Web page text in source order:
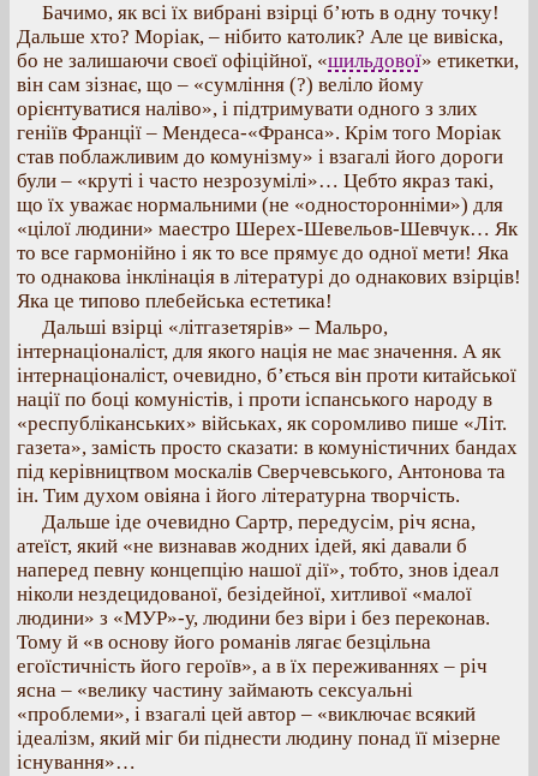
Бачимо, як всі їх вибрані взірці б’ють в одну точку!
Дальше хто? Моріак, – нібито католик? Але це вивіска,
бо не залишаючи своєї офіційної, «шильдової» етикетки,
він сам зізнає, що – «сумління (?) веліло йому
орієнтуватися наліво», і підтримувати одного з злих
геніїв Франції – Мендеса-«Франса». Крім того Моріак
став поблажливим до комунізму» і взагалі його дороги
були – «круті і часто незрозумілі»… Цебто якраз такі,
що їх уважає нормальними (не «односторонніми») для
«цілої людини» маестро Шерех-Шевельов-Шевчук… Як
то все гармонійно і як то все прямує до одної мети! Яка
то однакова інклінація в літературі до однакових взірців!
Яка це типово плебейська естетика!
Дальші взірці «літгазетярів» – Мальро,
інтернаціоналіст, для якого нація не має значення. А як
інтернаціоналіст, очевидно, б’ється він проти китайської
нації по боці комуністів, і проти іспанського народу в
«республіканських» військах, як соромливо пише «Літ.
газета», замість просто сказати: в комуністичних бандах
під керівництвом москалів Сверчевського, Антонова та
ін. Тим духом овіяна і його літературна творчість.
Дальше іде очевидно Сартр, передусім, річ ясна,
атеїст, який «не визнавав жодних ідей, які давали б
наперед певну концепцію нашої дії», тобто, знов ідеал
ніколи нездецидованої, безідейної, хитливої «малої
людини» з «МУР»-у, людини без віри і без переконав.
Тому й «в основу його романів лягає безцільна
егоїстичність його героїв», а в їх переживаннях – річ
ясна – «велику частину займають сексуальні
«проблеми», і взагалі цей автор – «виключає всякий
ідеалізм, який міг би піднести людину понад її мізерне
існування»…